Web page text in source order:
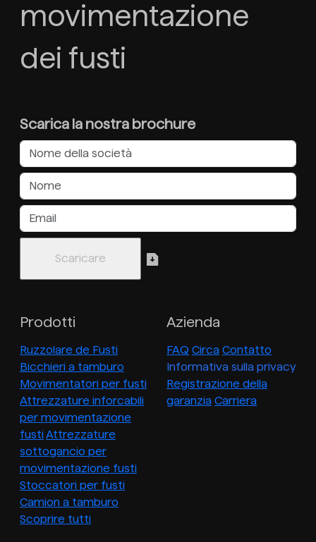
movimentazione
dei fusti
Scarica la nostra brochure
Prodotti
Ruzzolare de Fusti
Bicchieri a tamburo
Movimentatori per fusti
Attrezzature inforcabili
per movimentazione
fustiAttrezzature
sottogancio per
movimentazione fusti
Stoccatori per fusti
Camion a tamburo
Scoprire tutti
Azienda
FAQ Circa Contatto
Informativa sulla privacy
Registrazione della
garanzia Carriera